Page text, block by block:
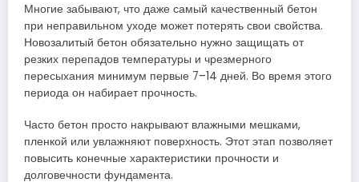
Многие забывают, что даже самый качественный бетон
при неправильном уходе может потерять свои свойства.
Новозалитый бетон обязательно нужно защищать от
резких перепадов температуры и чрезмерного
пересыхания минимум первые 7–14 дней. Во время этого
периода он набирает прочность.
Часто бетон просто накрывают влажными мешками,
пленкой или увлажняют поверхность. Этот этап позволяет
повысить конечные характеристики прочности и
долговечности фундамента.